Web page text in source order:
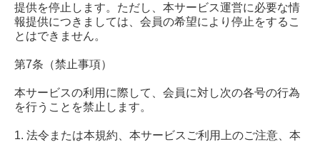
提供を停止します。ただし、本サービス運営に必要な情
報提供につきましては、会員の希望により停止をするこ
とはできません。
第7条（禁止事項）
本サービスの利用に際して、会員に対し次の各号の行為
を行うことを禁止します。
1. 法令または本規約、本サービスご利用上のご注意、本